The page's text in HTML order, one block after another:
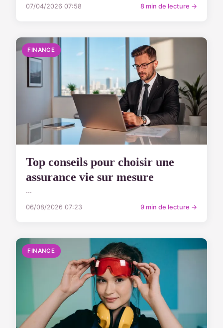
07/04/2026 07:58 8 min de lecture →
FINANCE
Top conseils pour choisir une
assurance vie sur mesure
...
06/08/2026 07:23 9 min de lecture →
FINANCE